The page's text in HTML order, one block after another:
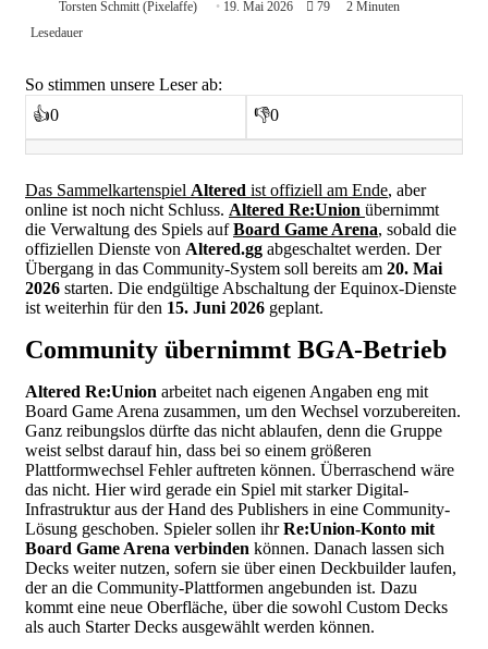
Torsten Schmitt (Pixelaffe) 19. Mai 2026 79
2 Minuten
Lesedauer
So stimmen unsere Leser ab:
👍0 👎0
Das Sammelkartenspiel Altered ist offiziell am Ende, aber
online ist noch nicht Schluss. Altered Re:Union übernimmt
die Verwaltung des Spiels aufBoard Game Arena, sobald die
offiziellen Dienste von Altered.gg abgeschaltet werden. Der
Übergang in das Community-System soll bereits am 20. Mai
2026 starten. Die endgültige Abschaltung der Equinox-Dienste
ist weiterhin für den 15. Juni 2026 geplant.
Community übernimmt BGA-Betrieb
Altered Re:Union arbeitet nach eigenen Angaben eng mit
Board Game Arena zusammen, um den Wechsel vorzubereiten.
Ganz reibungslos dürfte das nicht ablaufen, denn die Gruppe
weist selbst darauf hin, dass bei so einem größeren
Plattformwechsel Fehler auftreten können. Überraschend wäre
das nicht. Hier wird gerade ein Spiel mit starker Digital-
Infrastruktur aus der Hand des Publishers in eine Community-
Lösung geschoben. Spieler sollen ihrRe:Union-Konto mit
Board Game Arena verbinden können. Danach lassen sich
Decks weiter nutzen, sofern sie über einen Deckbuilder laufen,
der an die Community-Plattformen angebunden ist. Dazu
kommt eine neue Oberfläche, über die sowohl Custom Decks
als auch Starter Decks ausgewählt werden können.